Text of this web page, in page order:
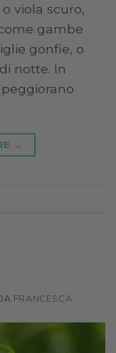
viola scuro,
gambe
gonfie, o
notte. In
→
FRANCESCA